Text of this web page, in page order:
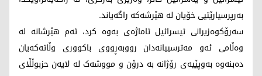
بەرپرسیارێتیی خۆیان لە هێرشەکە راگەیاند.
سەرۆکوەزیرانی ئیسرائیل ئاماژەی بەوە کرد، ئەم هێرشانە لە
وەڵامی ئەو مەترسییانەدان رووبەڕووی باکووری وڵاتەکەیان
دەبنەوە بەوپێیەی رۆژانە بە درۆن و مووشەک لە لایەن حزبوڵڵای